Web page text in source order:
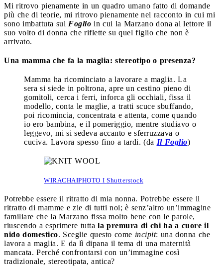
Mi ritrovo pienamente in un quadro umano fatto di domande
più che di teorie, mi ritrovo pienamente nel racconto in cui mi
sono imbattuta sul Foglio in cui la Marzano dona al lettore il
suo volto di donna che riflette su quel figlio che non è
arrivato.
Una mamma che fa la maglia: stereotipo o presenza?
Mamma ha ricominciato a lavorare a maglia. La
sera si siede in poltrona, apre un cestino pieno di
gomitoli, cerca i ferri, inforca gli occhiali, fissa il
modello, conta le maglie, a tratti scuce sbuffando,
poi ricomincia, concentrata e attenta, come quando
io ero bambina, e il pomeriggio, mentre studiavo o
leggevo, mi si sedeva accanto e sferruzzava o
cuciva. Lavora spesso fino a tardi. (da Il Foglio)
WIRACHAIPHOTO I Shutterstock
Potrebbe essere il ritratto di mia nonna. Potrebbe essere il
ritratto di mamme e zie di tutti noi; è senz’altro un’immagine
familiare che la Marzano fissa molto bene con le parole,
riuscendo a esprimere tutta la premura di chi ha a cuore il
nido domestico. Sceglie questo come incipit: una donna che
lavora a maglia. E da lì dipana il tema di una maternità
mancata. Perché confrontarsi con un’immagine così
tradizionale, stereotipata, antica?